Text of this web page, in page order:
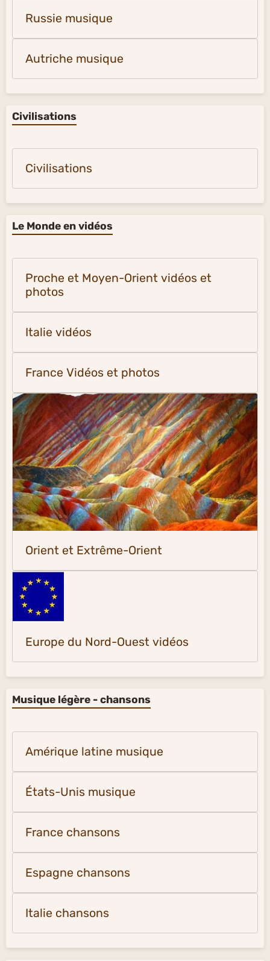
Russie musique
Autriche musique
Civilisations
Civilisations
Le Monde en vidéos
Proche et Moyen-Orient vidéos et
photos
Italie vidéos
France Vidéos et photos
Orient et Extrême-Orient
Europe du Nord-Ouest vidéos
Musique légère - chansons
Amérique latine musique
États-Unis musique
France chansons
Espagne chansons
Italie chansons